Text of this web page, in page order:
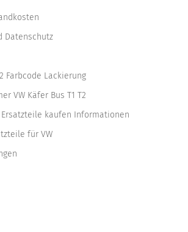
Datenschutz
Farbcode Lackierung
VW Käfer Bus T1 T2
Ersatzteile kaufen Informationen
für VW